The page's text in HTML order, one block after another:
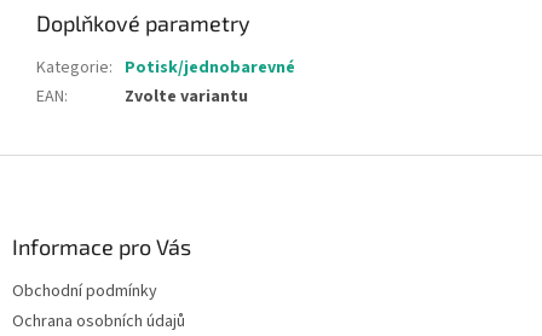
Doplňkové parametry
Kategorie: Potisk/jednobarevné
EAN: Zvolte variantu
Informace pro Vás
Obchodní podmínky
Ochrana osobních údajů